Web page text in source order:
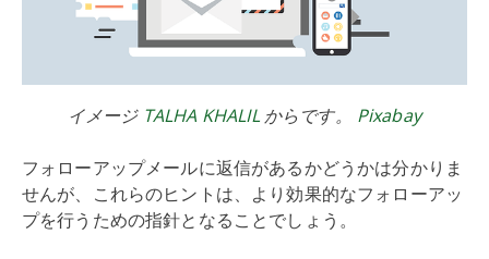
イメージ TALHA KHALILからです。 Pixabay
フォローアップメールに返信があるかどうかは分かりま
せんが、これらのヒントは、より効果的なフォローアッ
プを行うための指針となることでしょう。